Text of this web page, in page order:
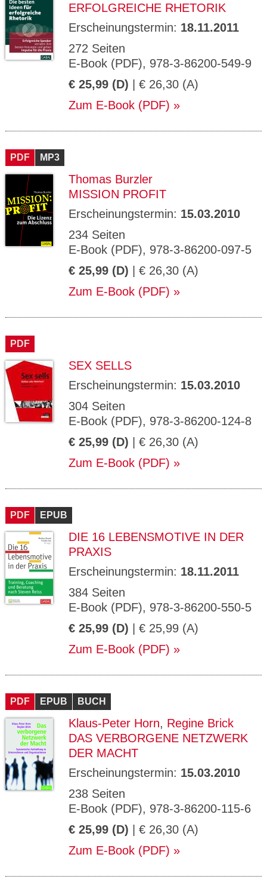
ERFOLGREICHE RHETORIK
Erscheinungstermin: 18.11.2011
272 Seiten
E-Book (PDF), 978-3-86200-549-9
€ 25,99 (D) | € 26,30 (A)
Zum E-Book (PDF)
PDF MP3
Thomas Burzler
MISSION PROFIT
Erscheinungstermin: 15.03.2010
234 Seiten
E-Book (PDF), 978-3-86200-097-5
€ 25,99 (D) | € 26,30 (A)
Zum E-Book (PDF)
PDF
SEX SELLS
Erscheinungstermin: 15.03.2010
304 Seiten
E-Book (PDF), 978-3-86200-124-8
€ 25,99 (D) | € 26,30 (A)
Zum E-Book (PDF)
PDF EPUB
DIE 16 LEBENSMOTIVE IN DER
PRAXIS
Erscheinungstermin: 18.11.2011
384 Seiten
E-Book (PDF), 978-3-86200-550-5
€ 25,99 (D) | € 25,99 (A)
Zum E-Book (PDF)
PDF EPUB BUCH
Klaus-Peter Horn, Regine Brick
DAS VERBORGENE NETZWERK
DER MACHT
Erscheinungstermin: 15.03.2010
238 Seiten
E-Book (PDF), 978-3-86200-115-6
€ 25,99 (D) | € 26,30 (A)
Zum E-Book (PDF)